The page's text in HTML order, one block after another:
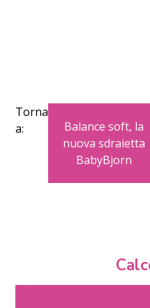
Torna
a:
Balance soft, la
nuova sdraietta
BabyBjorn